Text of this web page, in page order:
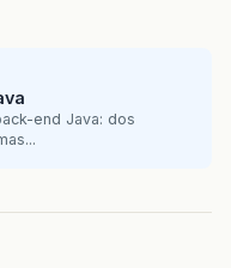
end Java: dos